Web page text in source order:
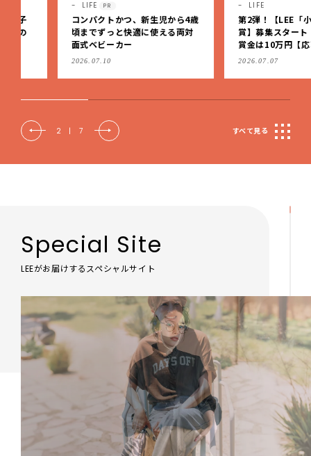
PR
コンパクトかつ、新生児から4歳
頃までずっと快適に使える両対
面式ベビーカー
2026.07.10
第2弾！【LEE「小さい家
賞】募集スタート！グラン
賞金は10万円【応募は9月
（日）まで】
2026.07.07
2 | 7 すべて見る
Special Site
LEEがお届けするスペシャルサイト